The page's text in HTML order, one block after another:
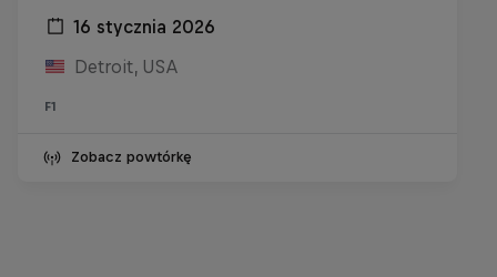
16 stycznia 2026
Detroit, USA
F1
Zobacz powtórkę